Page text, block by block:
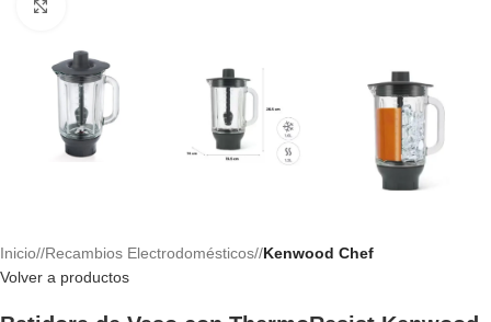
Inicio/ Recambios Electrodomésticos/ Kenwood Chef
Volver a productos